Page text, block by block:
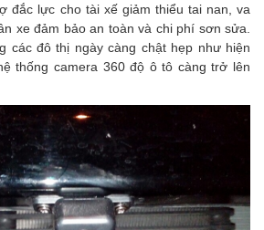
đắc lực cho tài xế giảm thiểu tai nan, va
xe đảm bảo an toàn và chi phí sơn sửa.
các đô thị ngày càng chật hẹp như hiện
thống camera 360 độ ô tô càng trở lên